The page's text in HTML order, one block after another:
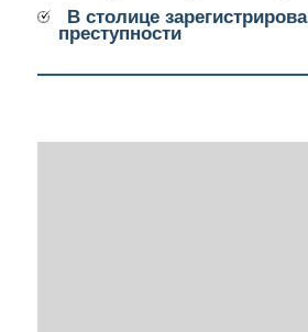
В столице
преступности